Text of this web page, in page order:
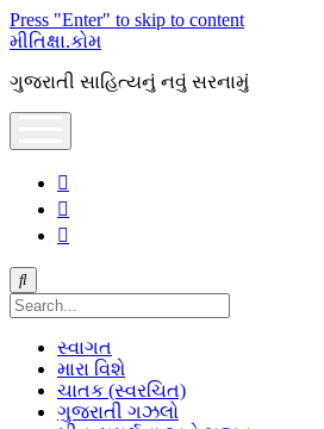
Press "Enter" to skip to content
મીતિક્ષા.કોમ
ગુજરાતી સાહિત્યનું નવું સરનામું
Search
સ્વાગત
મારા વિશે
ચાતક (સ્વરચિત)
ગુજરાતી ગઝલો